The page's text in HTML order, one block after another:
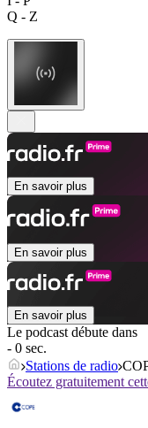
Q - Z
En savoir plus
En savoir plus
En savoir plus
Le podcast débute dans
- 0 sec.
Stations de radio
Écoutez gratuitement